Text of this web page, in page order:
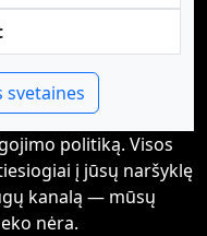
svetaines
politiką. Visos
į jūsų naršyklę
kanalą — mūsų
nėra.